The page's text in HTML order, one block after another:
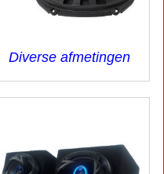
Diverse afmetingen